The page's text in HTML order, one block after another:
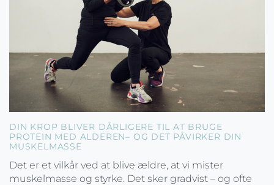
DIN KROP BLIVER DÅRLIGERE TIL AT BRUGE
PROTEIN MED ALDEREN– OG DET PÅVIRKER DIN
MUSKELMASSE
Det er et vilkår ved at blive ældre, at vi mister
muskelmasse og styrke. Det sker gradvist – og ofte